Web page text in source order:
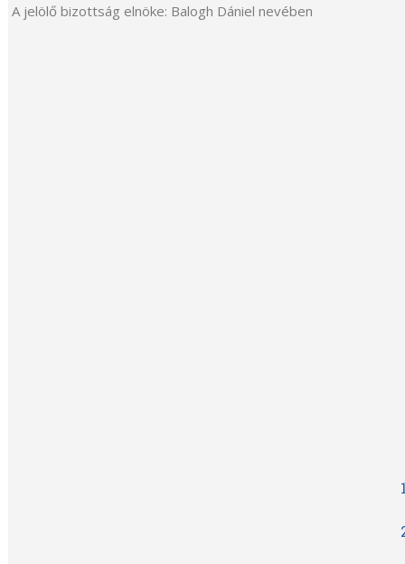
A jelölő bizottság elnöke: Balogh Dániel nevében